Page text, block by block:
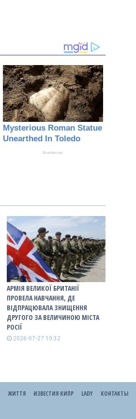
АРМІЯ ВЕЛИКОЇ БРИТАНІЇ
ПРОВЕЛА НАВЧАННЯ, ДЕ
ВІДПРАЦЮВАЛА ЗНИЩЕННЯ
ДРУГОГО ЗА ВЕЛИЧИНОЮ МІСТА
РОСІЇ
2026-07-27 10:32
ЖИТТЯ ИЗВЕСТИЯ КИПР LADY КОНТАКТЫ